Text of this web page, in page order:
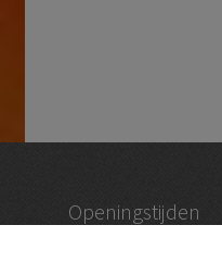
Openingstijden